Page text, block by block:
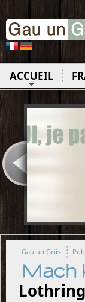
ACCUEIL
Gau un Griis
Mach